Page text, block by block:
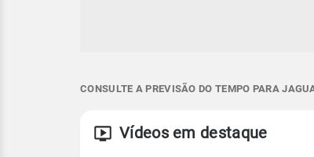
CONSULTE A PREVISÃO DO TEMPO PARA
Vídeos em destaque